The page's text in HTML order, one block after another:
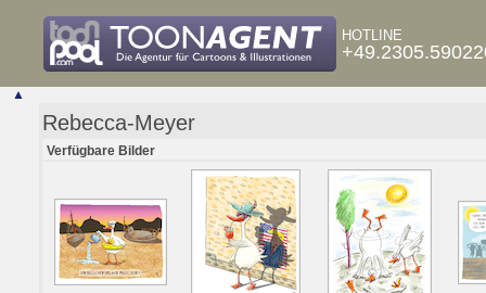
HOTLINE
▲
Rebecca-Meyer
Verfügbare Bilder